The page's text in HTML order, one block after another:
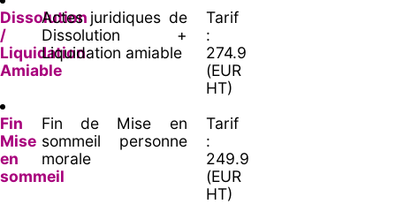
Dissolution
/
Liquidation
Amiable
Actes juridiques de
Dissolution +
Liquidation amiable
Tarif
:
274.9
(EUR
HT)
Fin
Mise
en
sommeil
Fin de Mise en
sommeil personne
morale
Tarif
:
249.9
(EUR
HT)